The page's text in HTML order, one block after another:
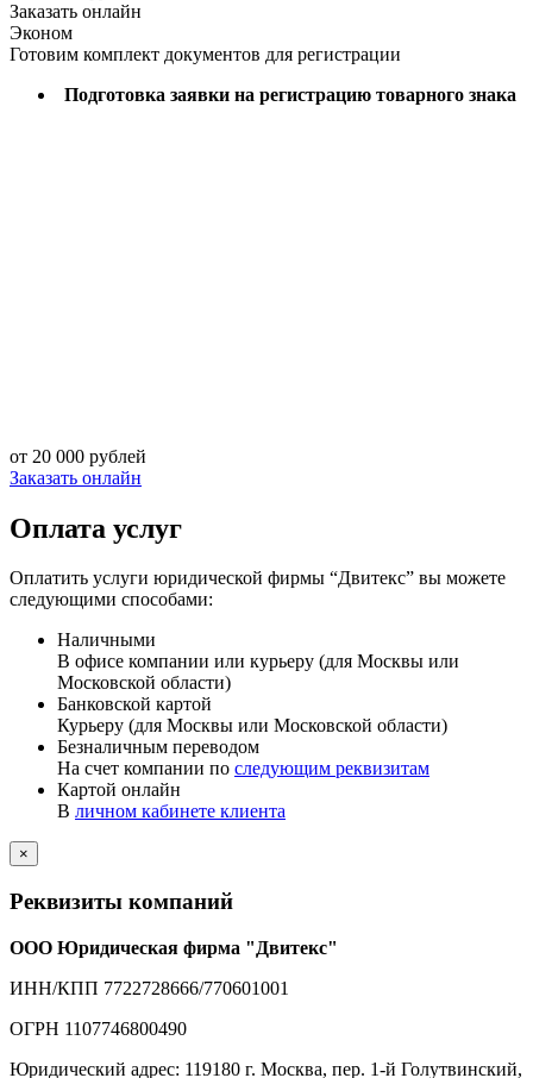
Заказать онлайн
Эконом
Готовим комплект документов для регистрации
Подготовка заявки на регистрацию товарного знака
от 20 000 рублей
Заказать онлайн
Оплата услуг
Оплатить услуги юридической фирмы “Двитекс” вы можете
следующими способами:
Наличными
В офисе компании или курьеру (для Москвы или
Московской области)
Банковской картой
Курьеру (для Москвы или Московской области)
Безналичным переводом
На счет компании по следующим реквизитам
Картой онлайн
В личном кабинете клиента
×
Реквизиты компаний
ООО Юридическая фирма "Двитекс"
ИНН/КПП 7722728666/770601001
ОГРН 1107746800490
Юридический адрес: 119180 г. Москва, пер. 1-й Голутвинский,